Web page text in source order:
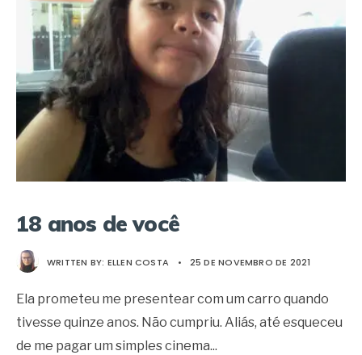
18 anos de você
WRITTEN BY: ELLEN COSTA • 25 DE NOVEMBRO DE 2021
Ela prometeu me presentear com um carro quando
tivesse quinze anos. Não cumpriu. Aliás, até esqueceu
de me pagar um simples cinema...